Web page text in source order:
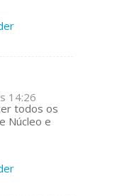
14:26
todos os
Núcleo e